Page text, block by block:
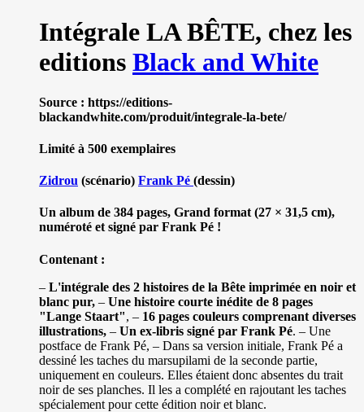
Intégrale LA BÊTE, chez les
editions Black and White
Source : https://editions-
blackandwhite.com/produit/integrale-la-bete/
Limité à 500 exemplaires
Zidrou (scénario) Frank Pé (dessin)
Un album de 384 pages, Grand format (27 × 31,5 cm),
numéroté et signé par Frank Pé !
Contenant :
– L'intégrale des 2 histoires de la Bête imprimée en noir et
blanc pur, – Une histoire courte inédite de 8 pages
"Lange Staart", – 16 pages couleurs comprenant diverses
illustrations, – Un ex-libris signé par Frank Pé. – Une
postface de Frank Pé, – Dans sa version initiale, Frank Pé a
dessiné les taches du marsupilami de la seconde partie,
uniquement en couleurs. Elles étaient donc absentes du trait
noir de ses planches. Il les a complété en rajoutant les taches
spécialement pour cette édition noir et blanc.